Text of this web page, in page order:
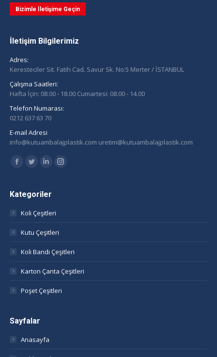
Bizimle İletişime Geçin
İletişim Bilgilerimiz
Adres:
Keresteciler Sit. Fatih Cad. Savur Sk. No:5 Merter / İSTANBUL
Çalışma Saatleri:
Hafta İçin: 08.00 - 18.00 Cumartesi: 08.00 - 14.00
Telefon Numarası:
0212 637 63 70
E-mail Adresi
info@kutuambalajplastik.com uretim@kutuambalajplastik.com
Find us on:
Facebook
opens
new
window
Twitter
opens
new
window
Linkedin
opens
new
window
Instagram
Kategoriler
Koli Çeşitleri
Kutu Çeşitleri
Koli Bandı Çeşitleri
Karton Çanta Çeşitleri
Poşet Çeşitleri
Sayfalar
Anasayfa